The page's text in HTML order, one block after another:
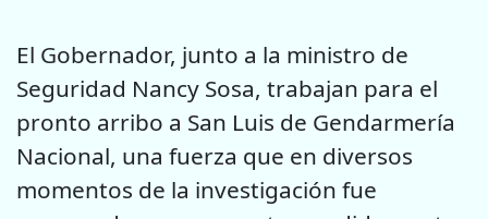
El Gobernador, junto a la ministro de
Seguridad Nancy Sosa, trabajan para el
pronto arribo a San Luis de Gendarmería
Nacional, una fuerza que en diversos
momentos de la investigación fue